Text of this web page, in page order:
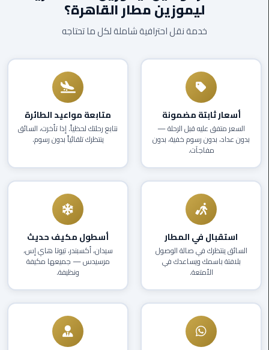
EN
AR
العين
العرب
الغردقة
ليموزين
دهب
ليموزين مطار القاهرة؟
خدمة نقل احترافية شاملة لكل ما تحتاجه
أسعار ثابتة مضمونة
السعر متفق عليه قبل الرحلة —
بدون عداد، بدون رسوم خفية، بدون
مفاجآت.
متابعة مواعيد الطائرة
نتابع رحلتك لحظياً. إذا تأخرت، السائق
ينتظرك تلقائياً بدون رسوم.
استقبال في المطار
السائق ينتظرك في صالة الوصول
بلافتة باسمك ويساعدك في
الأمتعة.
أسطول مكيف حديث
سيدان، أكسبندر، تيوتا هاي إس،
مرسيدس — جميعها مكيفة
ونظيفة.